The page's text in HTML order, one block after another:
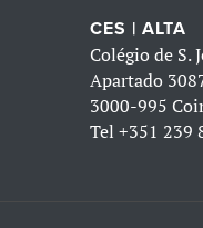
CES | ALTA
Colégio de S.
Apartado
3000-995
Tel+351 239